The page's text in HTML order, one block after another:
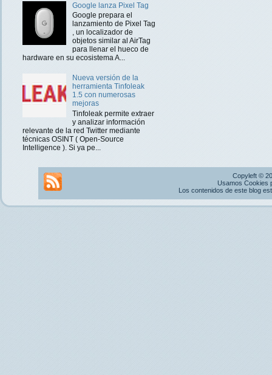
Google lanza Pixel Tag
Google prepara el
lanzamiento de Pixel Tag
, un localizador de
objetos similar al AirTag
para llenar el hueco de
hardware en su ecosistema A...
Nueva versión de la
herramienta Tinfoleak
1.5 con numerosas
mejoras
Tinfoleak permite extraer
y analizar información
relevante de la red Twitter mediante
técnicas OSINT ( Open-Source
Intelligence ). Si ya pe...
Copyleft ©
Usamos Cookies
Los contenidos de este blog